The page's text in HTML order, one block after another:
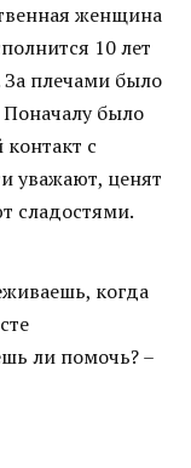
женщина
10 лет
За плечами было
было
с
уважают, ценят
сладостями.
когда
ли помочь? –